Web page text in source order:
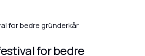
for bedre